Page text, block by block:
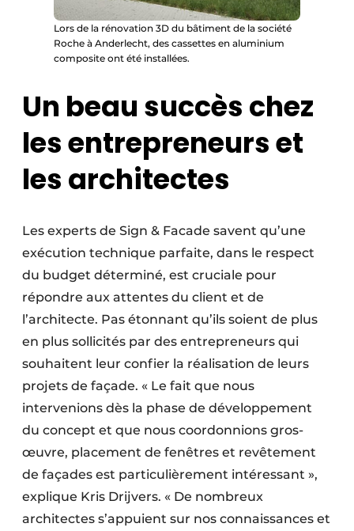
Lors de la rénovation 3D du bâtiment de la société
Roche à Anderlecht, des cassettes en aluminium
composite ont été installées.
Un beau succès chez
les entrepreneurs et
les architectes
Les experts de Sign & Facade savent qu’une
exécution technique parfaite, dans le respect
du budget déterminé, est cruciale pour
répondre aux attentes du client et de
l’architecte. Pas étonnant qu’ils soient de plus
en plus sollicités par des entrepreneurs qui
souhaitent leur confier la réalisation de leurs
projets de façade. « Le fait que nous
intervenions dès la phase de développement
du concept et que nous coordonnions gros-
œuvre, placement de fenêtres et revêtement
de façades est particulièrement intéressant »,
explique Kris Drijvers. « De nombreux
architectes s’appuient sur nos connaissances et